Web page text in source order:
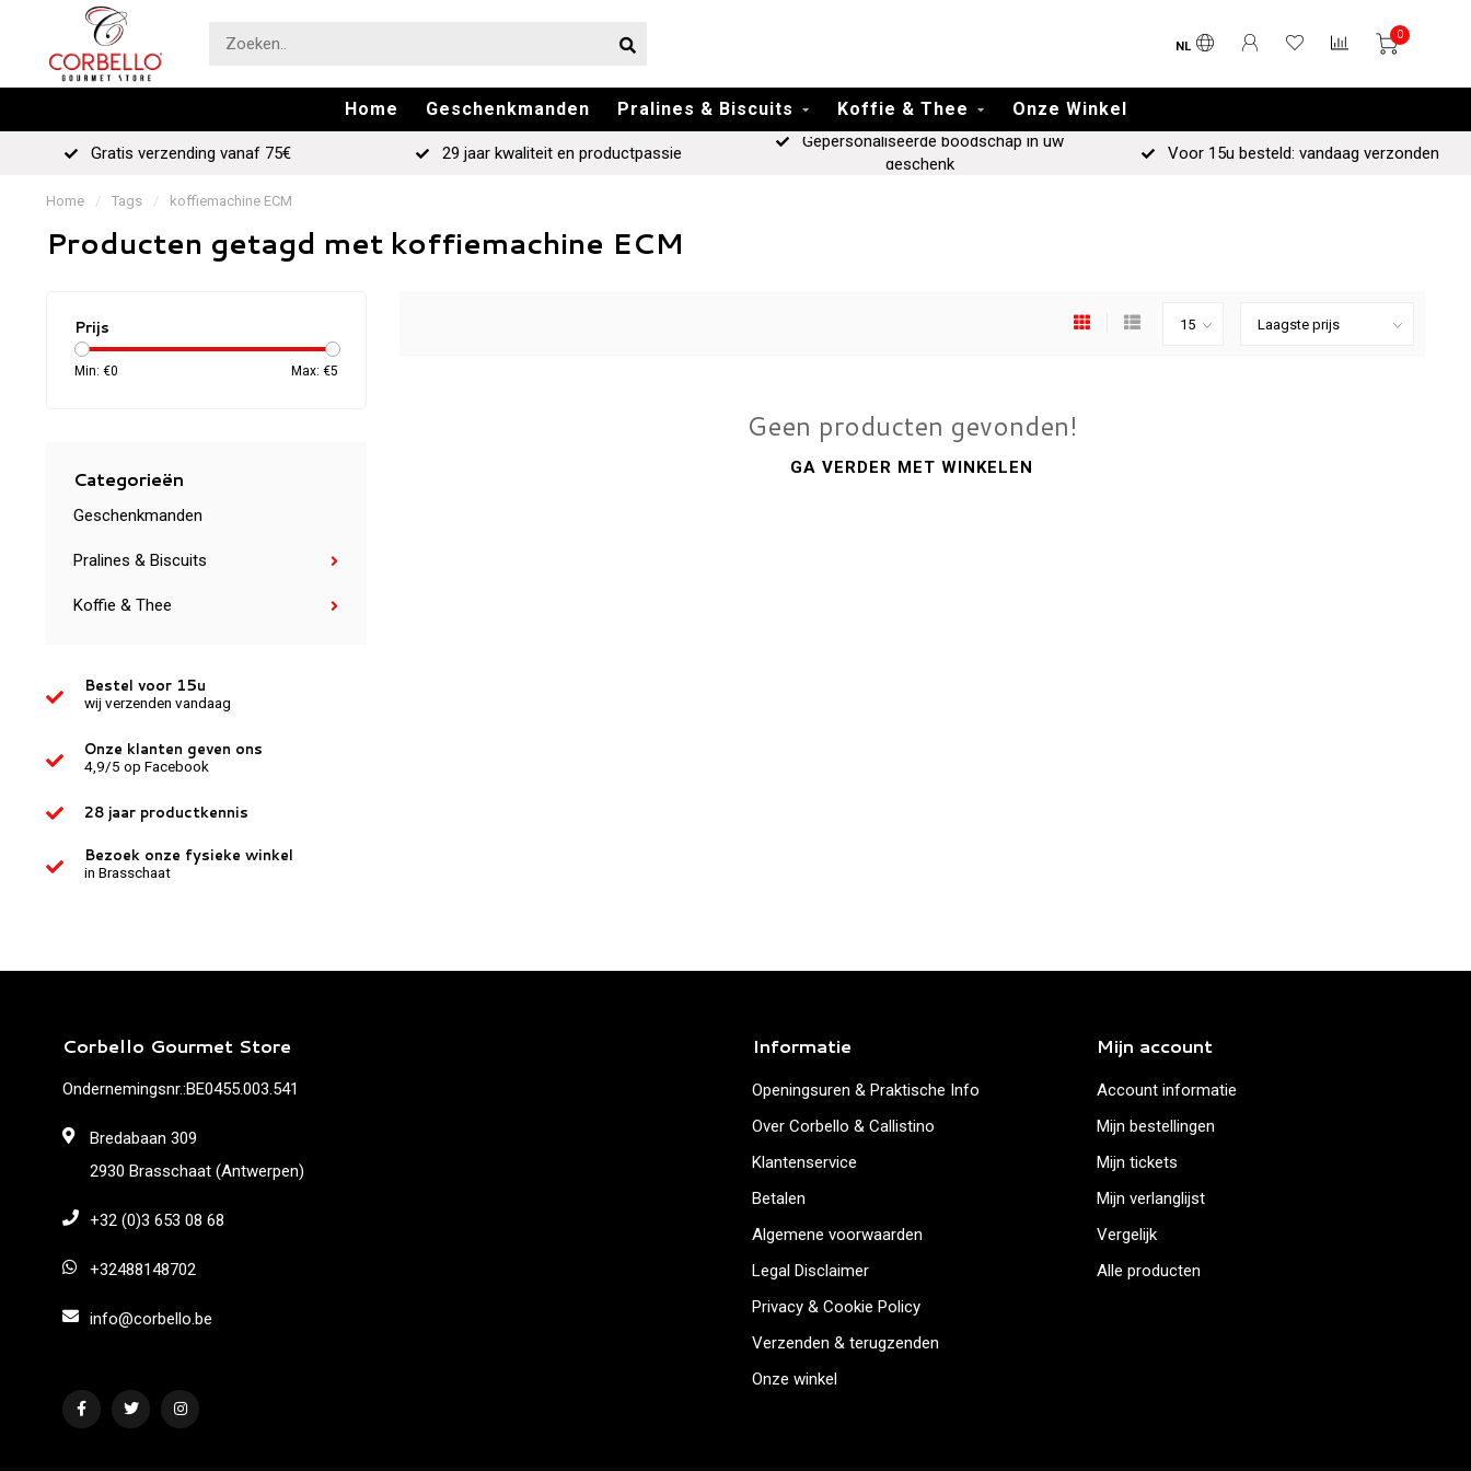
NL
0
Home Geschenkmanden Pralines & Biscuits Koffie & Thee Onze Winkel
Gratis verzending vanaf 75€ 29 jaar kwaliteit en productpassie
Gepersonaliseerde boodschap in uw
geschenk
Voor 15u besteld: vandaag verzonden
Home / Tags / koffiemachine ECM
Producten getagd met koffiemachine ECM
Prijs
Min: €0 Max: €5
Categorieën
Geschenkmanden
Pralines & Biscuits
Koffie & Thee
Bestel voor 15u
wij verzenden vandaag
Onze klanten geven ons
4,9/5 op Facebook
28 jaar productkennis
Bezoek onze fysieke winkel
in Brasschaat
Geen producten gevonden!
GA VERDER MET WINKELEN
Corbello Gourmet Store
Ondernemingsnr.:BE0455.003.541
Bredabaan 309
2930 Brasschaat (Antwerpen)
+32 (0)3 653 08 68
+32488148702
info@corbello.be
Informatie
Openingsuren & Praktische Info
Over Corbello & Callistino
Klantenservice
Betalen
Algemene voorwaarden
Legal Disclaimer
Privacy & Cookie Policy
Verzenden & terugzenden
Onze winkel
Mijn account
Account informatie
Mijn bestellingen
Mijn tickets
Mijn verlanglijst
Vergelijk
Alle producten